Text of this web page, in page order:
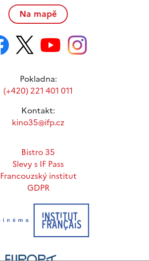
Na mapě
Pokladna:
(+420) 221 401 011
Kontakt:
kino35@ifp.cz
Bistro 35
Slevy s IF Pass
Francouzský institut
GDPR